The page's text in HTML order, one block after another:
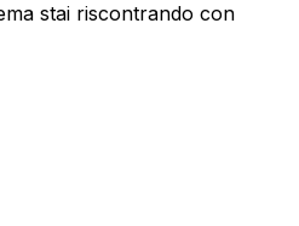
stai riscontrando con